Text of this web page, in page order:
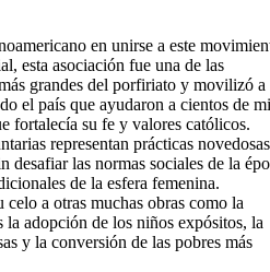
en unirse a este
esta asociación fue una de las
grandes del porfiriato y movilizó a
el país que ayudaron a cientos de
fortalecía su fe y valores católicos.
representan prácticas
desafiar las normas sociales de la
de la esfera femenina.
celo a otras muchas obras como la
la adopción de los niños expósitos, la
y la conversión de las pobres más